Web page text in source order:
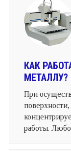
КАК
МЕТАЛЛУ?
При
работы.